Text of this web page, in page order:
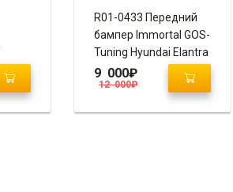
R01-0433 Передний
бампер Immortal GOS-
Tuning Hyundai Elantra
Avante MD
12 000₽
9 000₽